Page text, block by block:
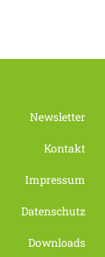
Newsletter
Kontakt
Impressum
Datenschutz
Downloads